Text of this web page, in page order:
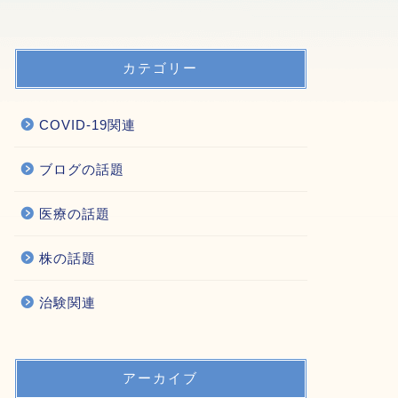
カテゴリー
COVID-19関連
ブログの話題
医療の話題
株の話題
治験関連
アーカイブ